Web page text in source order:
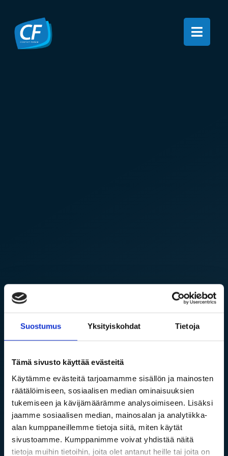
Suostumus Yksityiskohdat Tietoja
Tämä sivusto käyttää evästeitä
Käytämme evästeitä tarjoamamme sisällön ja mainosten
räätälöimiseen, sosiaalisen median ominaisuuksien
tukemiseen ja kävijämäärämme analysoimiseen. Lisäksi
jaamme sosiaalisen median, mainosalan ja analytiikka-
alan kumppaneillemme tietoja siitä, miten käytät
sivustoamme. Kumppanimme voivat yhdistää näitä
tietoja muihin tietoihin, joita olet antanut heille tai joita on
Rekisteröidy työnhakijaksi
Onko sinulla jo käyttäjätunnus?